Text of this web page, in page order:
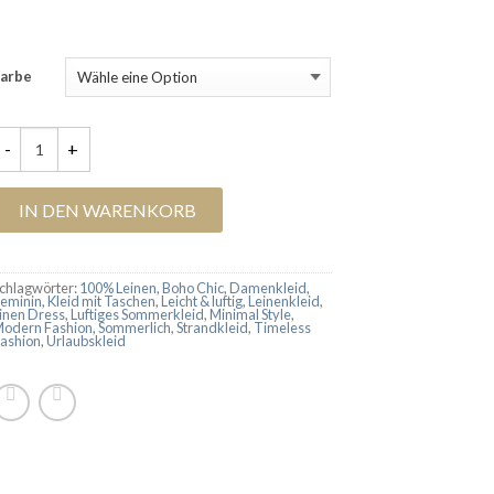
"Lina Milano" Menge
IN DEN WARENKORB
100% Leinen,Boho Chic,Damenkleid,
,Kleid mit Taschen,Leicht & luftig,Leinenkleid,
Dress,Luftiges Sommerkleid,Minimal Style,
Fashion,Sommerlich,Strandkleid, Timeless
,Urlaubskleid